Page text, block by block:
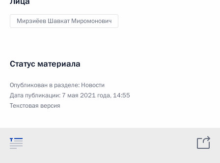
Мирзиёев Шавкат Миромонович
Статус материала
Опубликован в разделе: Новости
Дата публикации: 7 мая 2021 года, 14:55
Текстовая версия